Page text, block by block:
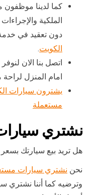
كما لدينا
الملكية
دون تعقيد في
الكويت.
اتصل بنا الان
امام المنزل
يشترون سيارات
مستعملة
نشتري
هل تريد بيع سيارتك
نحن نشتري سيارات
وترضيه كما أننا نشتري